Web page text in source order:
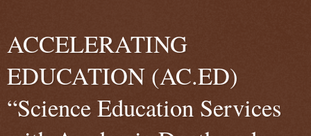
ACCELERATING
EDUCATION (AC.ED)
“Science Education Services